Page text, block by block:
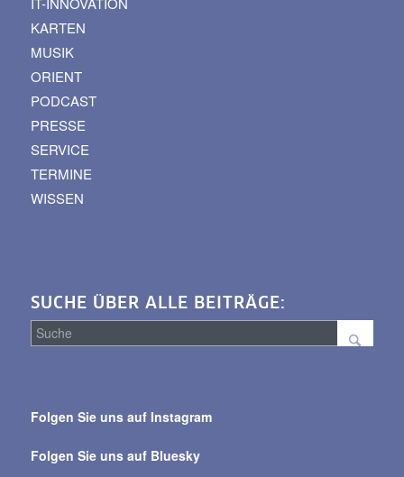
KARTEN
MUSIK
ORIENT
PODCAST
PRESSE
SERVICE
TERMINE
WISSEN
SUCHE ÜBER ALLE BEITRÄGE:
alle
Folgen Sie uns auf Instagram
Folgen Sie uns auf Bluesky